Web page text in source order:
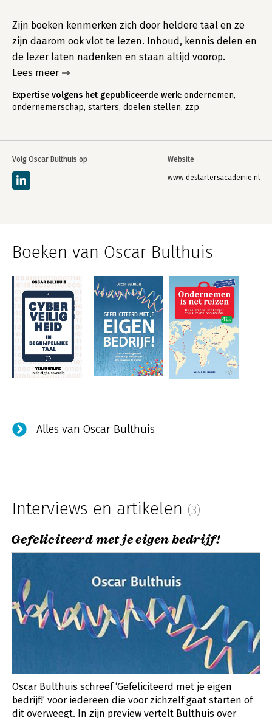
Volg Oscar Bulthuis op Website
www.destartersacademie.nl
Zijn boeken kenmerken zich door heldere taal en ze
zijn daarom ook vlot te lezen. Inhoud, kennis delen en
de lezer laten nadenken en staan altijd voorop.
Lees meer
Expertise volgens het gepubliceerde werk: ondernemen,
ondernemerschap, starters, doelen stellen, zzp
Boeken van Oscar Bulthuis
Alles van Oscar Bulthuis
Interviews en artikelen (3)
Gefeliciteerd met je eigen bedrijf!
Oscar Bulthuis schreef ‘Gefeliciteerd met je eigen
bedrijf!’ voor iedereen die voor zichzelf gaat starten of
dit overweegt. In zijn preview vertelt Bulthuis over